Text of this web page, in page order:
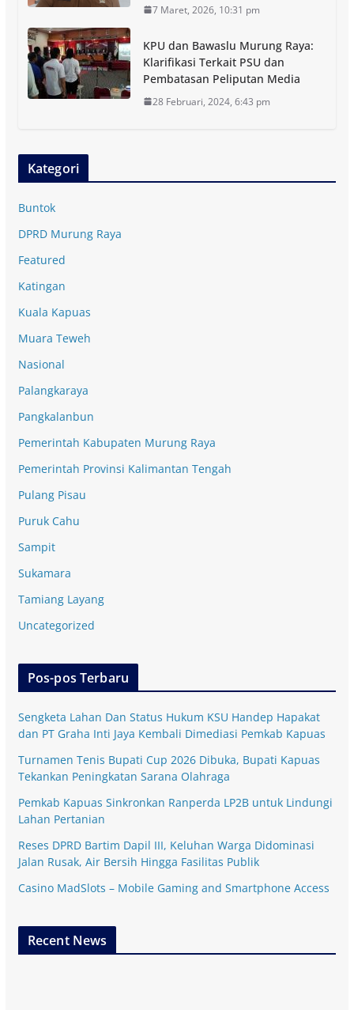
7 Maret, 2026, 10:31 pm
KPU dan Bawaslu Murung Raya:
Klarifikasi Terkait PSU dan
Pembatasan Peliputan Media
28 Februari, 2024, 6:43 pm
Kategori
Buntok
DPRD Murung Raya
Featured
Katingan
Kuala Kapuas
Muara Teweh
Nasional
Palangkaraya
Pangkalanbun
Pemerintah Kabupaten Murung Raya
Pemerintah Provinsi Kalimantan Tengah
Pulang Pisau
Puruk Cahu
Sampit
Sukamara
Tamiang Layang
Uncategorized
Pos-pos Terbaru
Sengketa Lahan Dan Status Hukum KSU Handep Hapakat
dan PT Graha Inti Jaya Kembali Dimediasi Pemkab Kapuas
Turnamen Tenis Bupati Cup 2026 Dibuka, Bupati Kapuas
Tekankan Peningkatan Sarana Olahraga
Pemkab Kapuas Sinkronkan Ranperda LP2B untuk Lindungi
Lahan Pertanian
Reses DPRD Bartim Dapil III, Keluhan Warga Didominasi
Jalan Rusak, Air Bersih Hingga Fasilitas Publik
Casino MadSlots – Mobile Gaming and Smartphone Access
Recent News